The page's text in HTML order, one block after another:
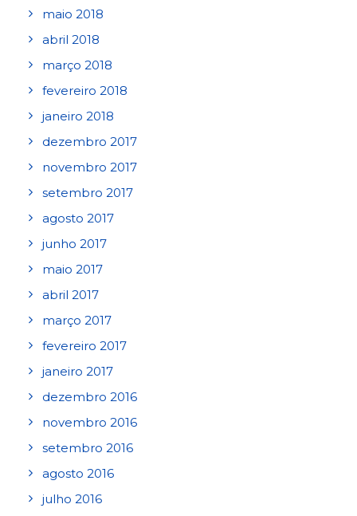
maio 2018
abril 2018
março 2018
fevereiro 2018
janeiro 2018
dezembro 2017
novembro 2017
setembro 2017
agosto 2017
junho 2017
maio 2017
abril 2017
março 2017
fevereiro 2017
janeiro 2017
dezembro 2016
novembro 2016
setembro 2016
agosto 2016
julho 2016